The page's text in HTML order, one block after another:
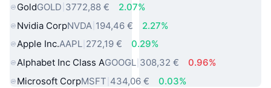
GoldGOLD 3772,88 €
2.07%
Nvidia CorpNVDA 194,46 €
2.27%
Apple Inc.AAPL 272,19 €
0.29%
Alphabet Inc Class AGOOGL 308,32 €
0.96%
Microsoft CorpMSFT 434,06 €
0.03%